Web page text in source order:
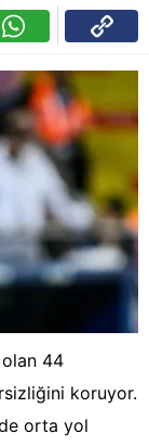
olan 44
koruyor.
orta yol